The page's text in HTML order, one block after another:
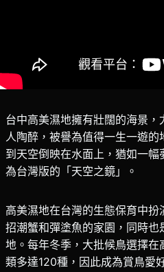
台中高美濕地擁有壯闊的海景
人陶醉，被譽為值得一生一遊
到天空倒映在水面上，猶如一
為台灣版的「天空之鏡」。
高美濕地在台灣的生態保育中
招潮蟹和彈塗魚的家園，同時
地。每年冬季，大批候鳥選擇
類多達120種，因此成為賞鳥愛